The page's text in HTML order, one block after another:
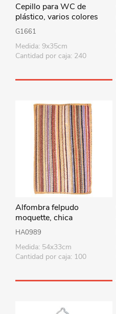
Cepillo para WC de
plástico, varios colores
G1661
Medida: 9x35cm
Cantidad por caja: 240
Alfombra felpudo
moquette, chica
HA0989
Medida: 54x33cm
Cantidad por caja: 100